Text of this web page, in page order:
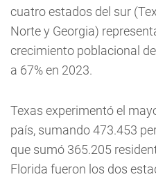
cuatro estados del sur
Norte y Georgia)
crecimiento poblacional
a 67% en 2023.
Texas experimentó el
país, sumando 473.453
que sumó 365.205
Florida fueron los dos